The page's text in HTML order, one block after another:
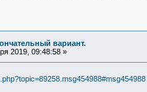
вариант.
2019, 09:48:58 »